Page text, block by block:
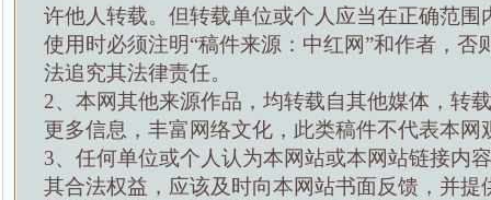
许他人转载。但转载单位或个人应当在正确范围
使用时必须注明“稿件来源：中红网”和作者，否
法追究其法律责任。
2、本网其他来源作品，均转载自其他媒体，转
更多信息，丰富网络文化，此类稿件不代表本网
3、任何单位或个人认为本网站或本网站链接内
其合法权益，应该及时向本网站书面反馈，并提